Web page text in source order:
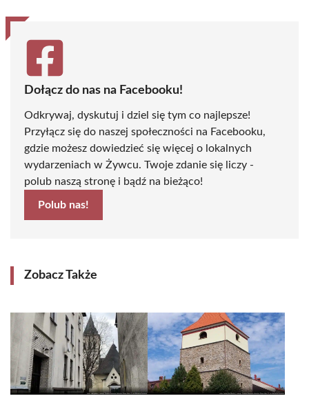
Dołącz do nas na Facebooku!
Odkrywaj, dyskutuj i dziel się tym co najlepsze!
Przyłącz się do naszej społeczności na Facebooku,
gdzie możesz dowiedzieć się więcej o lokalnych
wydarzeniach w Żywcu. Twoje zdanie się liczy -
polub naszą stronę i bądź na bieżąco!
Polub nas!
Zobacz Także